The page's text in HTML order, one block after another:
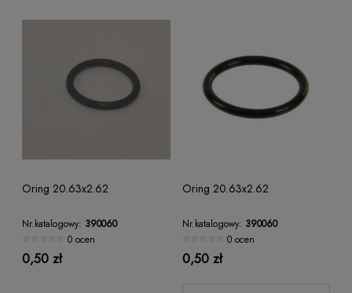
Oring 20.63x2.62
Nr.katalogowy: 390060
0 ocen
0,50 zł
Oring 20.63x2.62
Nr.katalogowy: 390060
0 ocen
0,50 zł